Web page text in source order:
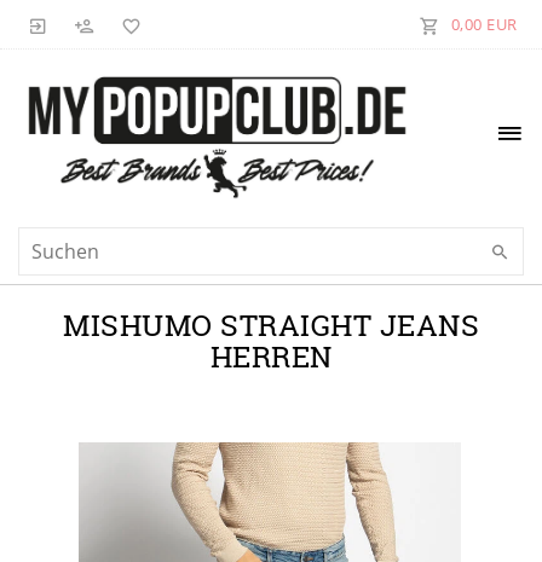
0,00 EUR
MISHUMO STRAIGHT JEANS
HERREN